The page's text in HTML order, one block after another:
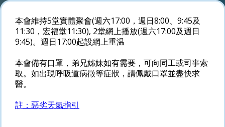
本會維持5堂實體聚會(週六17:00，週日8:00、9:45及
11:30，宏福堂11:30), 2堂網上播放(週六17:00及週日
9:45)。週日17:00起設網上重温
本會備有口罩，弟兄姊妹如有需要，可向同工或司事索
取。如出現呼吸道病徵等症狀，請佩戴口罩並盡快求
醫。
註：惡劣天氣指引